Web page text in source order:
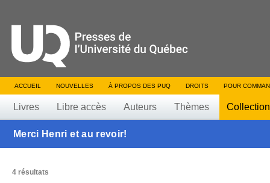
ACCUEIL NOUVELLES À PROPOS DES PUQ DROITS POUR
Livres Libre accès Auteurs Thèmes
Merci Henri et au revoir!
4 résultats